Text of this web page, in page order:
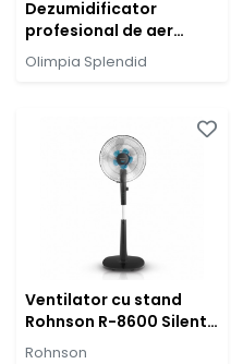
Dezumidificator
profesional de aer
Olimpia Splendid
SECCOPROF 40P
Olimpia Splendid
Ventilator cu stand
Rohnson R-8600 Silent
Breezer
Rohnson